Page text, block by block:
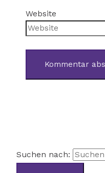
Website
Suchen nach: